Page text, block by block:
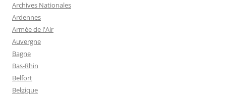
Archives Nationales
Ardennes
Armée de l'Air
Auvergne
Bagne
Bas-Rhin
Belfort
Belgique